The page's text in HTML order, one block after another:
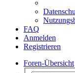
FAQ
Anmelden
Registrieren
Foren-Übersicht